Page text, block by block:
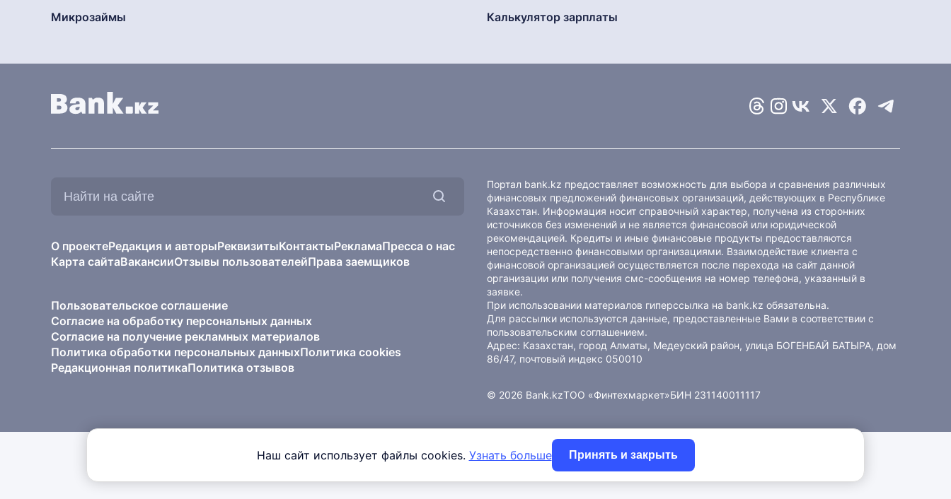
Микрозаймы
Калькулятор зарплаты
О проектеРедакция и авторыРеквизитыКонтактыРекламаПресса о нас
Карта сайтаВакансииОтзывы пользователейПрава заемщиков
Пользовательское соглашение
Согласие на обработку персональных данных
Согласие на получение рекламных материалов
Политика обработки персональных данныхПолитика cookies
Редакционная политикаПолитика отзывов
Портал bank.kz предоставляет возможность для выбора и сравнения различных
финансовых предложений финансовых организаций, действующих в Республике
Казахстан. Информация носит справочный характер, получена из сторонних
источников без изменений и не является финансовой или юридической
рекомендацией. Кредиты и иные финансовые продукты предоставляются
непосредственно финансовыми организациями. Взаимодействие клиента с
финансовой организацией осуществляется после перехода на сайт данной
организации или получения смс-сообщения на номер телефона, указанный в
заявке.
При использовании материалов гиперссылка на bank.kz обязательна.
Для рассылки используются данные, предоставленные Вами в соответствии с
пользовательским соглашением.
Адрес: Казахстан, город Алматы, Медеуский район, улица БОГЕНБАЙ БАТЫРА, дом
86/47, почтовый индекс 050010
© 2026 Bank.kzТОО «Финтехмаркет»БИН 231140011117
Наш сайт использует файлы cookies. Узнать больше Принять и закрыть